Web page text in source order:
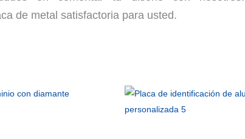
de metal satisfactoria para usted.